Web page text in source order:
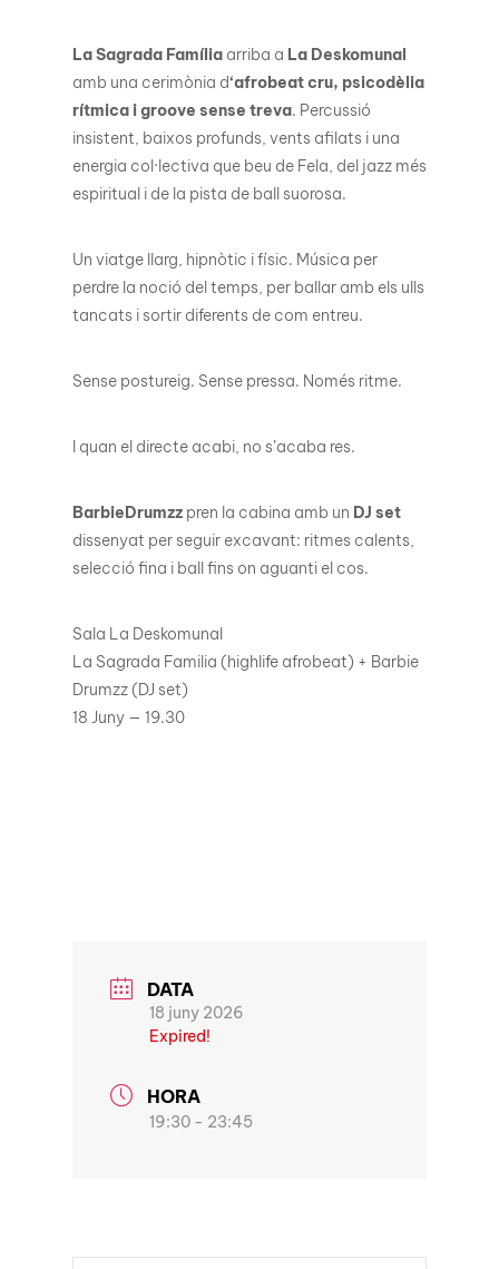
La Sagrada Famíliaarriba a La Deskomunal
amb una cerimònia d‘afrobeat cru, psicodèlia
rítmica i groove sense treva. Percussió
insistent, baixos profunds, vents afilats i una
energia col·lectiva que beu de Fela, del jazz més
espiritual i de la pista de ball suorosa.
Un viatge llarg, hipnòtic i físic. Música per
perdre la noció del temps, per ballar amb els ulls
tancats i sortir diferents de com entreu.
Sense postureig. Sense pressa. Només ritme.
I quan el directe acabi, no s’acaba res.
BarbieDrumzzpren la cabina amb un DJ set
dissenyat per seguir excavant: ritmes calents,
selecció fina i ball fins on aguanti el cos.
Sala La Deskomunal
La Sagrada Familia (highlife afrobeat) + Barbie
Drumzz (DJ set)
18 Juny — 19.30
DATA
18 juny 2026
Expired!
HORA
19:30 - 23:45